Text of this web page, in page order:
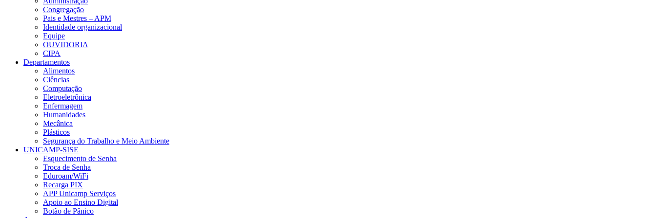
Congregação
Pais e Mestres – APM
Identidade organizacional
Equipe
OUVIDORIA
CIPA
Departamentos
Alimentos
Ciências
Computação
Eletroeletrônica
Enfermagem
Humanidades
Mecânica
Plásticos
Segurança do Trabalho e Meio Ambiente
UNICAMP-SISE
Esquecimento de Senha
Troca de Senha
Eduroam/WiFi
Recarga PIX
APP Unicamp Serviços
Apoio ao Ensino Digital
Botão de Pânico